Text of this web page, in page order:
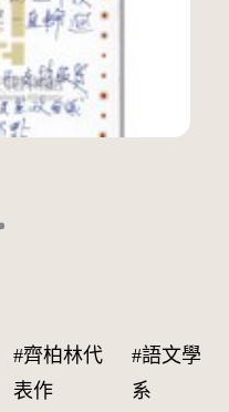
#齊柏林代
表作
#語文學
系